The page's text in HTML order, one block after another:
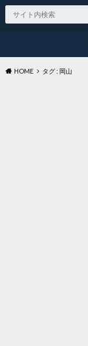
HOME タグ : 岡山